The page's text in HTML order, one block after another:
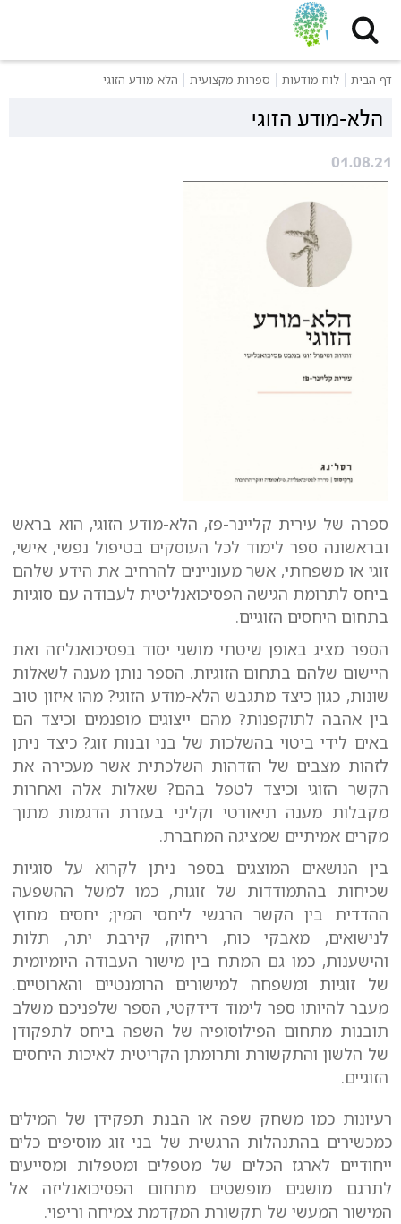
דף הבית לוח מודעות ספרות מקצועית הלא-מודע הזוגי
הלא-מודע הזוגי
01.08.21
ספרה של עירית קליינר-פז, הלא-מודע הזוגי, הוא בראש
ובראשונה ספר לימוד לכל העוסקים בטיפול נפשי, אישי,
זוגי או משפחתי, אשר מעוניינים להרחיב את הידע שלהם
ביחס לתרומת הגישה הפסיכואנליטית לעבודה עם סוגיות
בתחום היחסים הזוגיים.
הספר מציג באופן שיטתי מושגי יסוד בפסיכואנליזה ואת
היישום שלהם בתחום הזוגיות. הספר נותן מענה לשאלות
שונות, כגון כיצד מתגבש הלא-מודע הזוגי? מהו איזון טוב
בין אהבה לתוקפנות? מהם ייצוגים מופנמים וכיצד הם
באים לידי ביטוי בהשלכות של בני ובנות זוג? כיצד ניתן
לזהות מצבים של הזדהות השלכתית אשר מעכירה את
הקשר הזוגי וכיצד לטפל בהם? שאלות אלה ואחרות
מקבלות מענה תיאורטי וקליני בעזרת הדגמות מתוך
מקרים אמיתיים שמציגה המחברת.
בין הנושאים המוצגים בספר ניתן לקרוא על סוגיות
שכיחות בהתמודדות של זוגות, כמו למשל ההשפעה
ההדדית בין הקשר הרגשי ליחסי המין; יחסים מחוץ
לנישואים, מאבקי כוח, ריחוק, קירבת יתר, תלות
והישענות, כמו גם המתח בין מישור העבודה היומיומית
של זוגיות ומשפחה למישורים הרומנטיים והארוטיים.
מעבר להיותו ספר לימוד דידקטי, הספר שלפניכם משלב
תובנות מתחום הפילוסופיה של השפה ביחס לתפקודן
של הלשון והתקשורת ותרומתן הקריטית לאיכות היחסים
הזוגיים.
רעיונות כמו משחק שפה או הבנת תפקידן של המילים
כמכשירים בהתנהלות הרגשית של בני זוג מוסיפים כלים
ייחודיים לארגז הכלים של מטפלים ומטפלות ומסייעים
לתרגם מושגים מופשטים מתחום הפסיכואנליזה אל
המישור המעשי של תקשורת המקדמת צמיחה וריפוי.